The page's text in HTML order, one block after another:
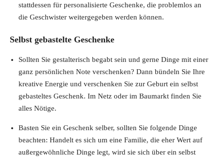
stattdessen für personalisierte Geschenke, die problemlos an
die Geschwister weitergegeben werden können.
Selbst gebastelte Geschenke
Sollten Sie gestalterisch begabt sein und gerne Dinge mit einer
ganz persönlichen Note verschenken? Dann bündeln Sie Ihre
kreative Energie und verschenken Sie zur Geburt ein selbst
gebasteltes Geschenk. Im Netz oder im Baumarkt finden Sie
alles Nötige.
Basten Sie ein Geschenk selber, sollten Sie folgende Dinge
beachten: Handelt es sich um eine Familie, die eher Wert auf
außergewöhnliche Dinge legt, wird sie sich über ein selbst